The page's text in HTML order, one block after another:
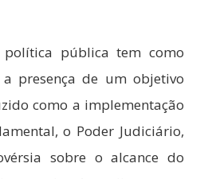
política pública tem como
presença de um objetivo
como a implementação
o Poder Judiciário,
sobre o alcance do